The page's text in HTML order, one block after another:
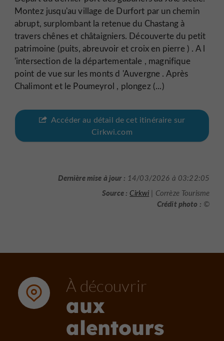
Montez jusqu'au village de Durfort par un chemin
abrupt, surplombant la retenue du Chastang à
travers chênes et châtaigniers. Découverte du petit
patrimoine (puits, abreuvoir et croix en pierre ) . A l
'intersection de la départementale , magnifique
point de vue sur les monts d 'Auvergne . Après
Chalimont et le Poumeyrol , plongez (...)
Accéder au détail de cet itinéraire sur
Cirkwi.com
Dernière mise à jour : 14/03/2026 à 03:22:05
Source : Cirkwi | Corrèze Tourisme
Crédit photo : ©
À découvrir
aux
alentours